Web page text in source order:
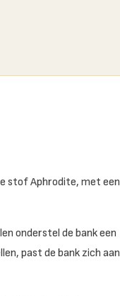
stof Aphrodite, met een
onderstel de bank een
past de bank zich aan